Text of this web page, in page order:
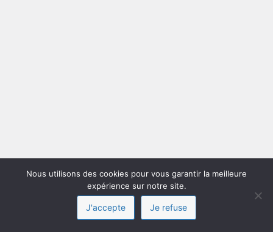
Nous utilisons des cookies pour vous garantir la meilleure
expérience sur notre site.
J'accepte Je refuse